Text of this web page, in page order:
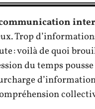
Trop
: voilà de quoi
du temps